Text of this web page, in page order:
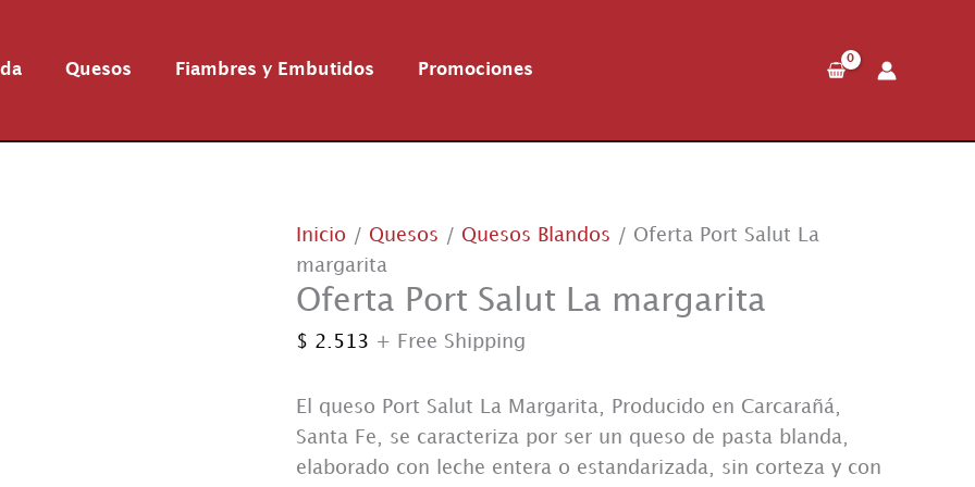
Quesos Fiambres y Embutidos Promociones
Inicio / Quesos / Quesos Blandos / Oferta Port Salut La
margarita
Oferta Port Salut La margarita
$ 2.513 + Free Shipping
El queso Port Salut La Margarita, Producido en Carcarañá,
Santa Fe, se caracteriza por ser un queso de pasta blanda,
elaborado con leche entera o estandarizada, sin corteza y con